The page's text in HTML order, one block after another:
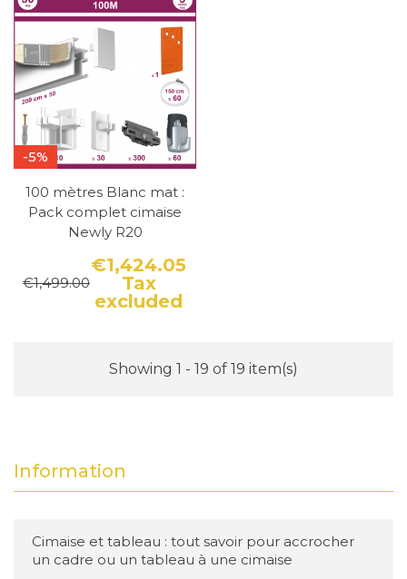
Information
Cimaise et tableau : tout savoir pour accrocher
un cadre ou un tableau à une cimaise
-5%
100 mètres Blanc mat :
Pack complet cimaise
Newly R20
€1,424.05
Tax
excluded
€1,499.00
Showing 1 - 19 of 19 item(s)